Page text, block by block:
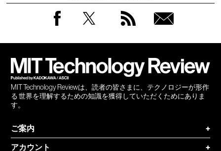
MIT Technology Reviewは、読者の皆さまに、テクノロジーが形作
る 世界を理解するための知識を獲得していただくためにありま
す。
ご案内
+
アカウント
+